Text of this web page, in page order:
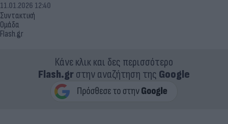
Συντακτική
Ομάδα
Flash.gr
11.01.2026 12:40
Κάνε κλικ και δες περισσότερο
Flash.grστην αναζήτηση της Google